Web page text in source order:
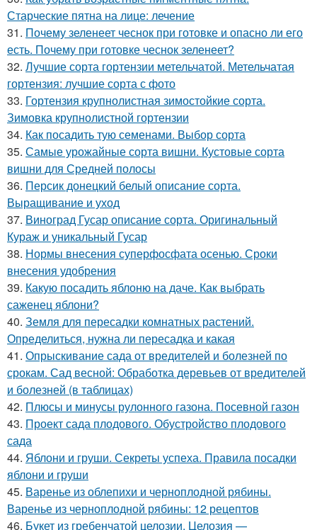
Старческие пятна на лице: лечение
31. Почему зеленеет чеснок при готовке и опасно ли его
есть. Почему при готовке чеснок зеленеет?
32. Лучшие сорта гортензии метельчатой. Метельчатая
гортензия: лучшие сорта с фото
33. Гортензия крупнолистная зимостойкие сорта.
Зимовка крупнолистной гортензии
34. Как посадить тую семенами. Выбор сорта
35. Самые урожайные сорта вишни. Кустовые сорта
вишни для Средней полосы
36. Персик донецкий белый описание сорта.
Выращивание и уход
37. Виноград Гусар описание сорта. Оригинальный
Кураж и уникальный Гусар
38. Нормы внесения суперфосфата осенью. Сроки
внесения удобрения
39. Какую посадить яблоню на даче. Как выбрать
саженец яблони?
40. Земля для пересадки комнатных растений.
Определиться, нужна ли пересадка и какая
41. Опрыскивание сада от вредителей и болезней по
срокам. Сад весной: Обработка деревьев от вредителей
и болезней (в таблицах)
42. Плюсы и минусы рулонного газона. Посевной газон
43. Проект сада плодового. Обустройство плодового
сада
44. Яблони и груши. Секреты успеха. Правила посадки
яблони и груши
45. Варенье из облепихи и черноплодной рябины.
Варенье из черноплодной рябины: 12 рецептов
46. Букет из гребенчатой целозии. Целозия —